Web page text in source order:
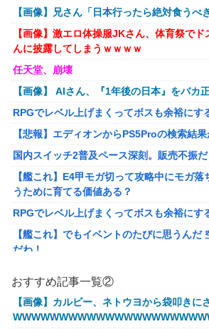
【画像】兄さん「日本行ったら絶対食うべ
【画像】激エロ体操服JKさん、体育祭で
んに披露してしまうｗｗｗｗ
任天堂、崩壊
【画像】 AIさん、『1年後の日本』をバカ
RPGでレベル上げまくってボスも余裕にす
【悲報】エディオンからPS5Proの検索結
国内スイッチ2普及ペース深刻。販売不振
【艦これ】E4甲モガ切って攻略中にモガ
うために育てる価値ある？
RPGでレベル上げまくってボスも余裕にす
【艦これ】でもイベントのたびに思うんだ
だわ！
「直葬で(即答)」→結果ァw w w w w w w
イーロン・マスク「中国のロボットはデタ
だけ」
おすすめ記事一覧②
【画像】カルビー、ネトウヨから袋叩きに